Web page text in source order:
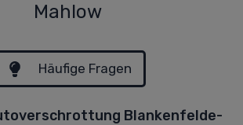
Mahlow
Häufige Fragen
Blankenfelde-